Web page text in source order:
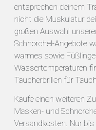
entsprechen deinem
nicht die Muskulatur
großen Auswahl
Schnorchel-Angebote
warmes sowie
Wassertemperaturen
Taucherbrillen für
Kaufe einen weiteren
Masken- und
Versandkosten. Nur